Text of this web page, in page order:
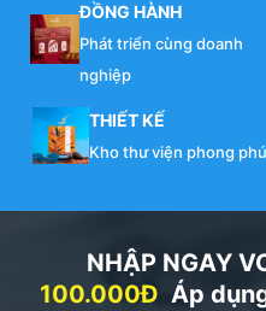
ĐỒNG HÀNH
Phát triển cùng doanh
nghiệp
THIẾT KẾ
Kho thư viện phong phú
NHẬP NGAY
100.000Đ Áp